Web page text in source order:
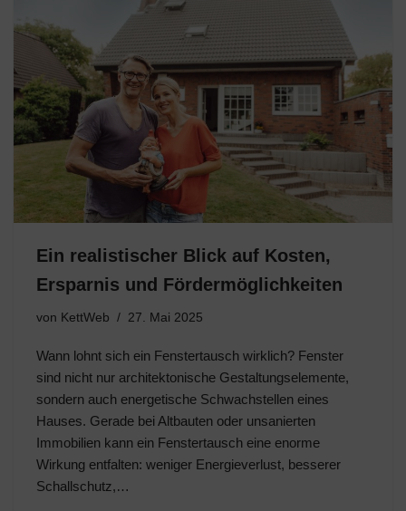
Ein realistischer Blick auf Kosten,
Ersparnis und Fördermöglichkeiten
von KettWeb 27. Mai 2025
Wann lohnt sich ein Fenstertausch wirklich? Fenster
sind nicht nur architektonische Gestaltungselemente,
sondern auch energetische Schwachstellen eines
Hauses. Gerade bei Altbauten oder unsanierten
Immobilien kann ein Fenstertausch eine enorme
Wirkung entfalten: weniger Energieverlust, besserer
Schallschutz,…